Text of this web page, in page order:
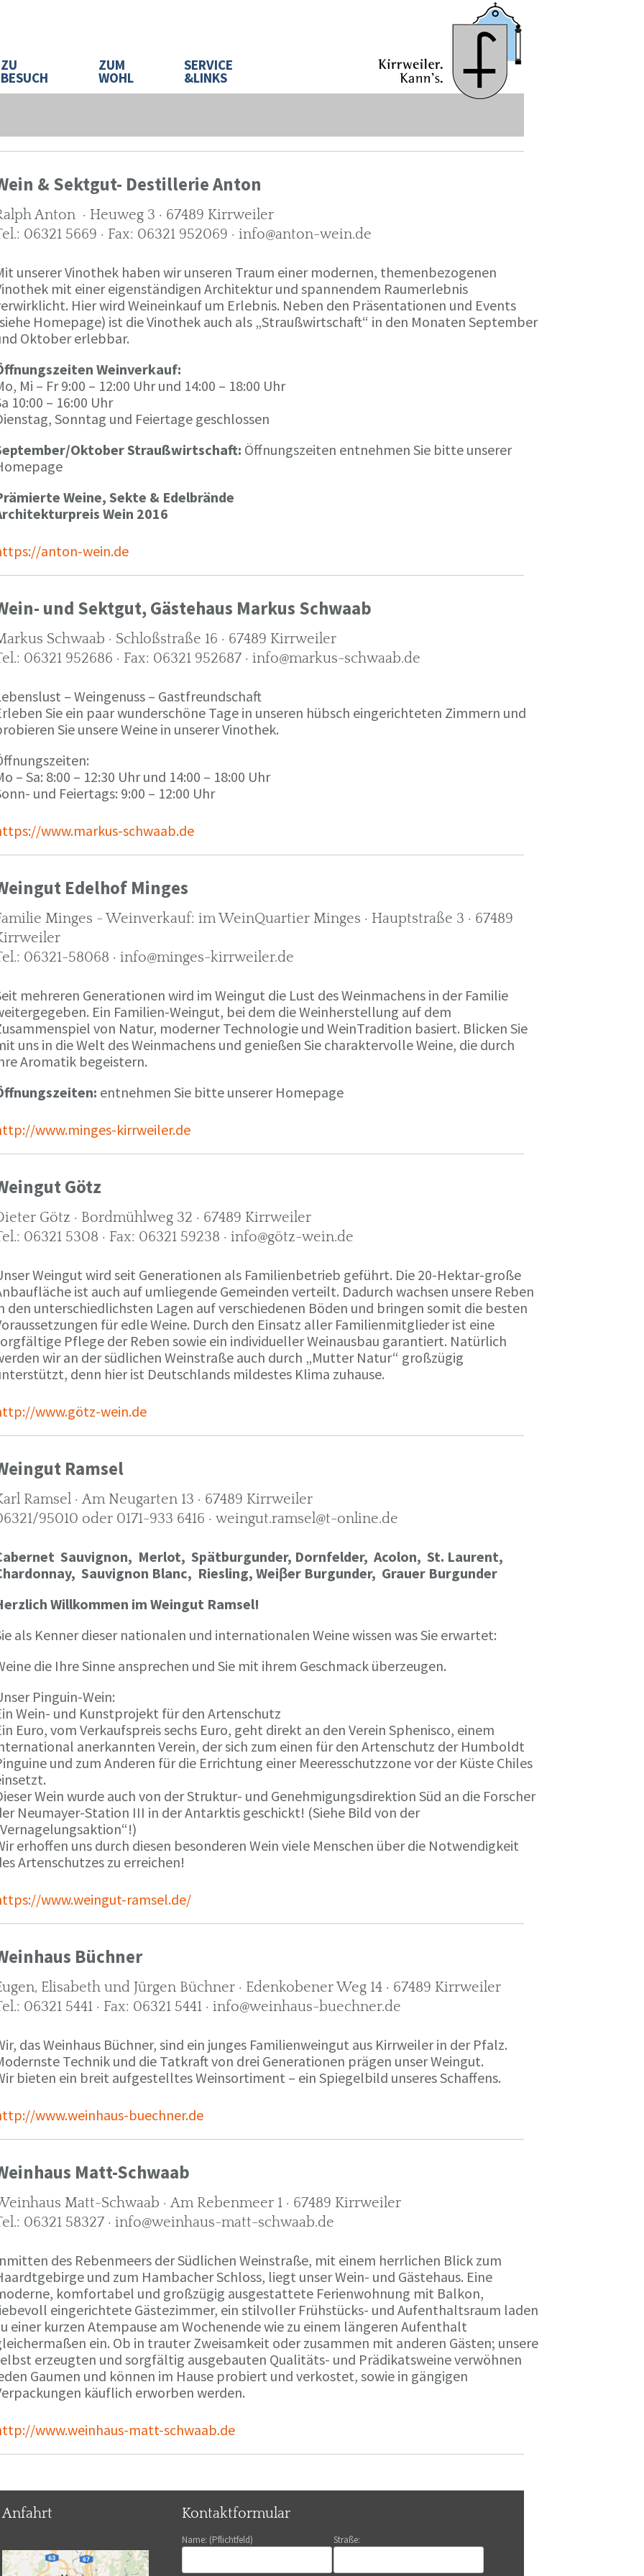
ZU
BESUCH
ZUM
WOHL
SERVICE
&LINKS
& Sektgut- Destillerie Anton
Anton · Heuweg 3 · 67489 Kirrweiler
06321 5669 · Fax: 06321 952069 · info@anton-wein.de
unserer Vinothek haben wir unseren Traum einer modernen, themenbezogenen
mit einer eigenständigen Architektur und spannendem Raumerlebnis
Hier wird Weineinkauf um Erlebnis. Neben den Präsentationen und Events
Homepage) ist die Vinothek auch als „Straußwirtschaft“ in den Monaten September
Oktober erlebbar.
Weinverkauf:
Mi – Fr 9:00 – 12:00 Uhr und 14:00 – 18:00 Uhr
10:00 – 16:00 Uhr
Sonntag und Feiertage geschlossen
Oktober Straußwirtschaft: Öffnungszeiten entnehmen Sie bitte unserer
Weine, Sekte & Edelbrände
Wein 2016
anton-wein.de
und Sektgut, Gästehaus Markus Schwaab
Schwaab · Schloßstraße 16 · 67489 Kirrweiler
06321 952686 · Fax: 06321 952687 · info@markus-schwaab.de
– Weingenuss – Gastfreundschaft
Sie ein paar wunderschöne Tage in unseren hübsch eingerichteten Zimmern und
Sie unsere Weine in unserer Vinothek.
– Sa: 8:00 – 12:30 Uhr und 14:00 – 18:00 Uhr
und Feiertags: 9:00 – 12:00 Uhr
www.markus-schwaab.de
Edelhof Minges
Minges - Weinverkauf: im WeinQuartier Minges · Hauptstraße 3 · 67489
06321-58068 · info@minges-kirrweiler.de
mehreren Generationen wird im Weingut die Lust des Weinmachens in der Familie
Ein Familien-Weingut, bei dem die Weinherstellung auf dem
von Natur, moderner Technologie und WeinTradition basiert. Blicken Sie
uns in die Welt des Weinmachens und genießen Sie charaktervolle Weine, die durch
Aromatik begeistern.
entnehmen Sie bitte unserer Homepage
www.minges-kirrweiler.de
Götz
Götz · Bordmühlweg 32 · 67489 Kirrweiler
06321 5308 · Fax: 06321 59238 · info@götz-wein.de
Weingut wird seit Generationen als Familienbetrieb geführt. Die 20-Hektar-große
ist auch auf umliegende Gemeinden verteilt. Dadurch wachsen unsere Reben
den unterschiedlichsten Lagen auf verschiedenen Böden und bringen somit die besten
für edle Weine. Durch den Einsatz aller Familienmitglieder ist eine
Pflege der Reben sowie ein individueller Weinausbau garantiert. Natürlich
wir an der südlichen Weinstraße auch durch „Mutter Natur“ großzügig
denn hier ist Deutschlands mildestes Klima zuhause.
www.götz-wein.de
Ramsel
Ramsel · Am Neugarten 13 · 67489 Kirrweiler
95010 oder 0171-933 6416 · weingut.ramsel@t-online.de
Sauvignon, Merlot, Spätburgunder, Dornfelder, Acolon, St. Laurent,
Sauvignon Blanc, Riesling, Weiβer Burgunder, Grauer Burgunder
Willkommen im Weingut Ramsel!
als Kenner dieser nationalen und internationalen Weine wissen was Sie erwartet:
die Ihre Sinne ansprechen und Sie mit ihrem Geschmack überzeugen.
Pinguin-Wein:
Wein- und Kunstprojekt für den Artenschutz
Euro, vom Verkaufspreis sechs Euro, geht direkt an den Verein Sphenisco, einem
anerkannten Verein, der sich zum einen für den Artenschutz der Humboldt
und zum Anderen für die Errichtung einer Meeresschutzzone vor der Küste Chiles
Wein wurde auch von der Struktur- und Genehmigungsdirektion Süd an die Forscher
Neumayer-Station III in der Antarktis geschickt! (Siehe Bild von der
erhoffen uns durch diesen besonderen Wein viele Menschen über die Notwendigkeit
Artenschutzes zu erreichen!
www.weingut-ramsel.de/
Büchner
Elisabeth und Jürgen Büchner · Edenkobener Weg 14 · 67489 Kirrweiler
06321 5441 · Fax: 06321 5441 · info@weinhaus-buechner.de
das Weinhaus Büchner, sind ein junges Familienweingut aus Kirrweiler in der Pfalz.
Technik und die Tatkraft von drei Generationen prägen unser Weingut.
bieten ein breit aufgestelltes Weinsortiment – ein Spiegelbild unseres Schaffens.
www.weinhaus-buechner.de
Matt-Schwaab
Matt-Schwaab · Am Rebenmeer 1 · 67489 Kirrweiler
06321 58327 · info@weinhaus-matt-schwaab.de
des Rebenmeers der Südlichen Weinstraße, mit einem herrlichen Blick zum
und zum Hambacher Schloss, liegt unser Wein- und Gästehaus. Eine
komfortabel und großzügig ausgestattete Ferienwohnung mit Balkon,
eingerichtete Gästezimmer, ein stilvoller Frühstücks- und Aufenthaltsraum laden
einer kurzen Atempause am Wochenende wie zu einem längeren Aufenthalt
ein. Ob in trauter Zweisamkeit oder zusammen mit anderen Gästen; unsere
erzeugten und sorgfältig ausgebauten Qualitäts- und Prädikatsweine verwöhnen
Gaumen und können im Hause probiert und verkostet, sowie in gängigen
käuflich erworben werden.
www.weinhaus-matt-schwaab.de
Anfahrt Kontaktformular
Name: (Pflichtfeld) Straße: